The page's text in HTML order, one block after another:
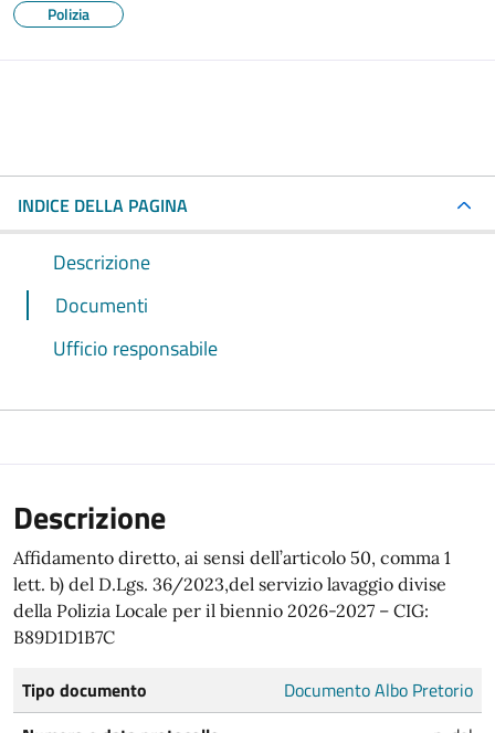
Polizia
INDICE DELLA PAGINA
Descrizione
Documenti
Ufficio responsabile
Descrizione
Affidamento diretto, ai sensi dell’articolo 50, comma 1
lett. b) del D.Lgs. 36/2023,del servizio lavaggio divise
della Polizia Locale per il biennio 2026-2027 – CIG:
B89D1D1B7C
Tipo documento
Documento Albo Pretorio